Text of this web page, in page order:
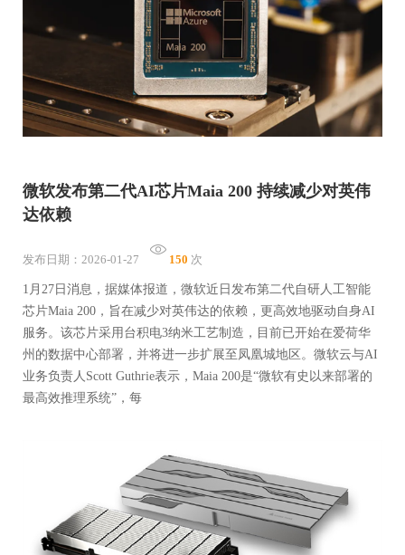
微软发布第二代AI芯片Maia 200 持续减少对英伟
达依赖
发布日期：2026-01-27 150 次
1月27日消息，据媒体报道，微软近日发布第二代自研人工智能
芯片Maia 200，旨在减少对英伟达的依赖，更高效地驱动自身AI
服务。该芯片采用台积电3纳米工艺制造，目前已开始在爱荷华
州的数据中心部署，并将进一步扩展至凤凰城地区。微软云与AI
业务负责人Scott Guthrie表示，Maia 200是“微软有史以来部署的
最高效推理系统”，每